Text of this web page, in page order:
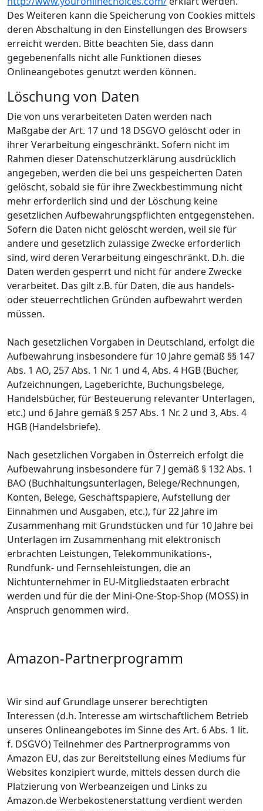
Des Weiteren kann die Speicherung von Cookies mittels
deren Abschaltung in den Einstellungen des Browsers
erreicht werden. Bitte beachten Sie, dass dann
gegebenenfalls nicht alle Funktionen dieses
Onlineangebotes genutzt werden können.
Löschung von Daten
Die von uns verarbeiteten Daten werden nach
Maßgabe der Art. 17 und 18 DSGVO gelöscht oder in
ihrer Verarbeitung eingeschränkt. Sofern nicht im
Rahmen dieser Datenschutzerklärung ausdrücklich
angegeben, werden die bei uns gespeicherten Daten
gelöscht, sobald sie für ihre Zweckbestimmung nicht
mehr erforderlich sind und der Löschung keine
gesetzlichen Aufbewahrungspflichten entgegenstehen.
Sofern die Daten nicht gelöscht werden, weil sie für
andere und gesetzlich zulässige Zwecke erforderlich
sind, wird deren Verarbeitung eingeschränkt. D.h. die
Daten werden gesperrt und nicht für andere Zwecke
verarbeitet. Das gilt z.B. für Daten, die aus handels-
oder steuerrechtlichen Gründen aufbewahrt werden
müssen.
Nach gesetzlichen Vorgaben in Deutschland, erfolgt die
Aufbewahrung insbesondere für 10 Jahre gemäß §§ 147
Abs. 1 AO, 257 Abs. 1 Nr. 1 und 4, Abs. 4 HGB (Bücher,
Aufzeichnungen, Lageberichte, Buchungsbelege,
Handelsbücher, für Besteuerung relevanter Unterlagen,
etc.) und 6 Jahre gemäß § 257 Abs. 1 Nr. 2 und 3, Abs. 4
HGB (Handelsbriefe).
Nach gesetzlichen Vorgaben in Österreich erfolgt die
Aufbewahrung insbesondere für 7 J gemäß § 132 Abs. 1
BAO (Buchhaltungsunterlagen, Belege/Rechnungen,
Konten, Belege, Geschäftspapiere, Aufstellung der
Einnahmen und Ausgaben, etc.), für 22 Jahre im
Zusammenhang mit Grundstücken und für 10 Jahre bei
Unterlagen im Zusammenhang mit elektronisch
erbrachten Leistungen, Telekommunikations-,
Rundfunk- und Fernsehleistungen, die an
Nichtunternehmer in EU-Mitgliedstaaten erbracht
werden und für die der Mini-One-Stop-Shop (MOSS) in
Anspruch genommen wird.
Amazon-Partnerprogramm
Wir sind auf Grundlage unserer berechtigten
Interessen (d.h. Interesse am wirtschaftlichem Betrieb
unseres Onlineangebotes im Sinne des Art. 6 Abs. 1 lit.
f. DSGVO) Teilnehmer des Partnerprogramms von
Amazon EU, das zur Bereitstellung eines Mediums für
Websites konzipiert wurde, mittels dessen durch die
Platzierung von Werbeanzeigen und Links zu
Amazon.de Werbekostenerstattung verdient werden